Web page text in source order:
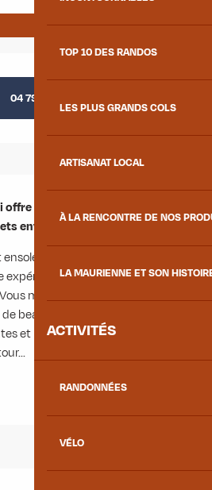
TOP 10 DES RANDOS
LES PLUS GRANDS COLS
ARTISANAT LOCAL
À LA RENCONTRE DE NOS
LA MAURIENNE ET SON
ACTIVITÉS
RANDONNÉES
VÉLO
04 79 83 51
de beaux points de vue sur
environnants.
en direction du village
expérience apaisante à travers
marcherez sur des chemins
beaux points de vue sur les
et la vallée. Le parcours